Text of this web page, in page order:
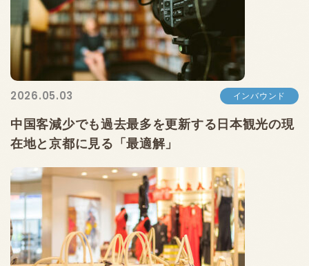
2026.05.03 インバウンド
中国客減少でも過去最多を更新する日本観光の現
在地と京都に見る「最適解」